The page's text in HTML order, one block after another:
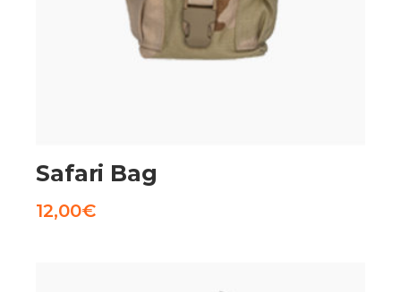
Safari Bag
12,00€